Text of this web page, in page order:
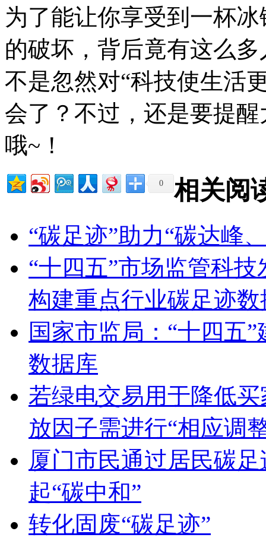
为了能让你享受到一杯
的破坏，背后竟有这么
不是忽然对“科技使生活
会了？不过，还是要提
哦~！
0 相关阅
“碳足迹”助力“碳达峰
“十四五”市场监管科
构建重点行业碳足迹数
国家市监局：“十四五
数据库
若绿电交易用于降低
放因子需进行“相应调
厦门市民通过居民碳
起“碳中和”
转化固废“碳足迹”